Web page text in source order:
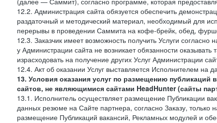
12.2. Администрация сайта обязуется обеспечить
раздаточный и методический материал, необходимый для
перерывы в проведении Саммита на кофе-брейк, обед,
12.3. Заказчик имеет возможность получить Услуги
у Администрации сайта не возникает обязанности
израсходовать на получение других Услуг Администрации
12.4. Акт об оказании Услуг выставляется Исполнителем на
13. Условия оказания услуг по размещению
сайтов, не являющимися сайтами HeadHunter (сайты
13.1. Исполнитель осуществляет размещение Публикации
данных резюме на Сайте партнера, согласно Заказу, только
размещение Публикаций вакансий, Рекламных модулей и